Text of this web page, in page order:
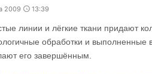
2009 13:39
линии и лёгкие ткани придают
обработки и выполненные
его завершённым.